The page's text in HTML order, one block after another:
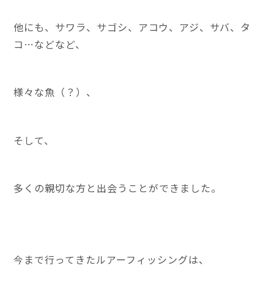
他にも、サワラ、サゴシ、アコウ、アジ、サバ、タ
コ…などなど、
様々な魚（？）、
そして、
多くの親切な方と出会うことができました。
今まで行ってきたルアーフィッシングは、